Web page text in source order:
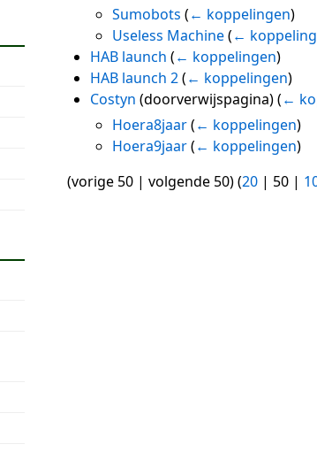
Sumobots (← koppelingen)
Useless Machine(←
HAB launch (← koppelingen)
HAB launch 2 (← koppelingen)
Costyn (doorverwijspagina)(←
Hoera8jaar(← koppelingen)
Hoera9jaar(← koppelingen)
(vorige 50 | volgende 50) (20 | 50 |